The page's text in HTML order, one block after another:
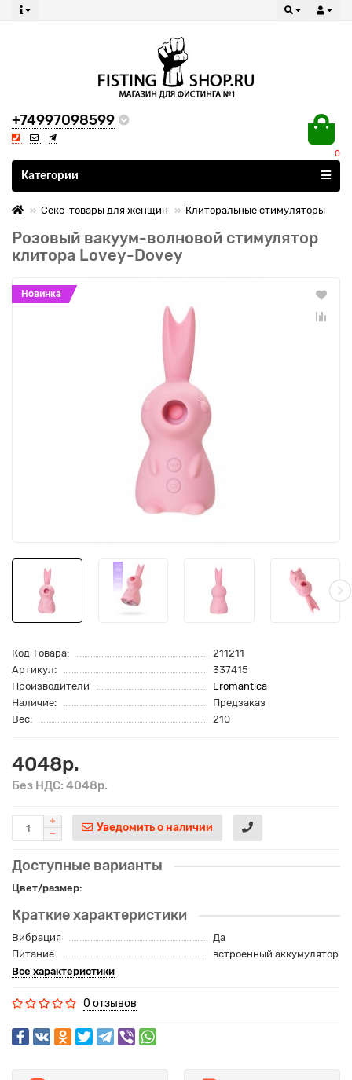
+74997098599
0
Все категории
Категории
Секс-товары для женщин Клиторальные стимуляторы
Розовый вакуум-волновой стимулятор
клитора Lovey-Dovey
Новинка
Код Товара:
211211
Артикул:
337415
Производители
Eromantica
Наличие:
Предзаказ
Вес:
210
4048р.
Без НДС: 4048р.
Уведомить о наличии
Доступные варианты
Цвет/размер:
Краткие характеристики
Вибрация
Да
Питание
встроенный аккумулятор
Все характеристики
0 отзывов